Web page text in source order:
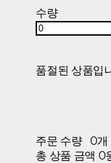
수량
품절된 상품입
주문 수량
0개
총 상품 금액 0